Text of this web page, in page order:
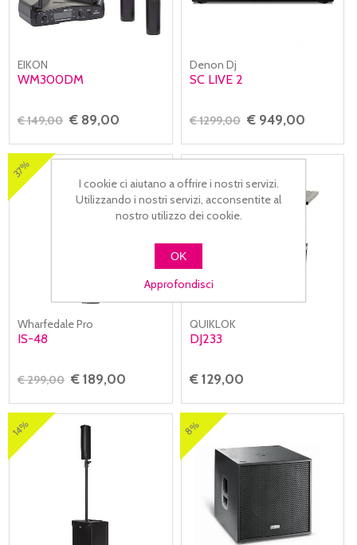
EIKON
WM300DM
€ 149,00 € 89,00
Denon Dj
SC LIVE 2
€ 1299,00 € 949,00
37%
Wharfedale Pro
IS-48
€ 299,00 € 189,00
QUIKLOK
DJ233
€ 129,00
14% 8%
I cookie ci aiutano a offrire i nostri servizi.
Utilizzando i nostri servizi, acconsentite al
nostro utilizzo dei cookie.
OK
Approfondisci